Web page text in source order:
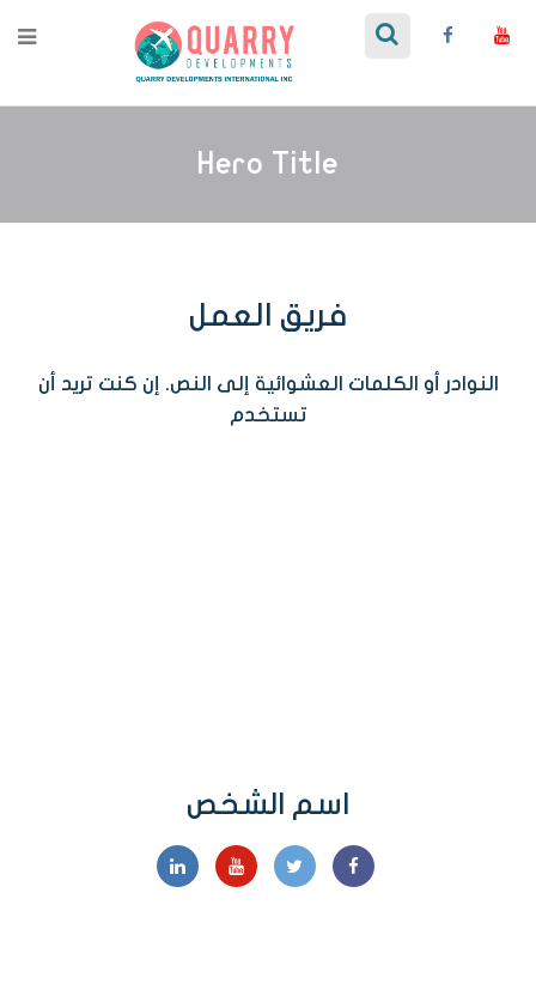
Hero Title
فريق العمل
النوادر أو الكلمات العشوائية إلى النص. إن كنت تريد أن
تستخدم
اسم الشخص